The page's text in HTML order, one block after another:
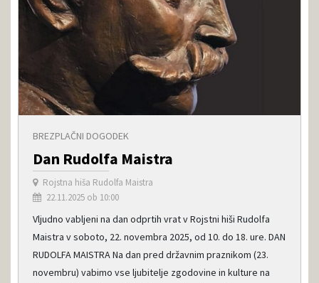
BREZPLAČNI DOGODEK
Dan Rudolfa Maistra
Rojstna hiša Rudolfa Maistra
22.11.2025 ob 10:00
Vljudno vabljeni na dan odprtih vrat v Rojstni hiši Rudolfa
Maistra v soboto, 22. novembra 2025, od 10. do 18. ure. DAN
RUDOLFA MAISTRA Na dan pred državnim praznikom (23.
novembru) vabimo vse ljubitelje zgodovine in kulture na